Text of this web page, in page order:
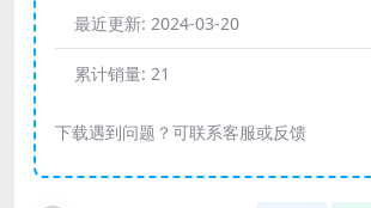
最近更新: 2024-03-20
累计销量: 21
下载遇到问题？可联系客服或反馈